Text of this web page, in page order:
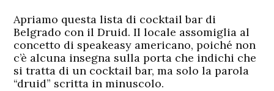
Apriamo questa lista di cocktail bar di
Belgrado con il Druid. Il locale assomiglia al
concetto di speakeasy americano, poiché non
c’è alcuna insegna sulla porta che indichi che
si tratta di un cocktail bar, ma solo la parola
“druid” scritta in minuscolo.